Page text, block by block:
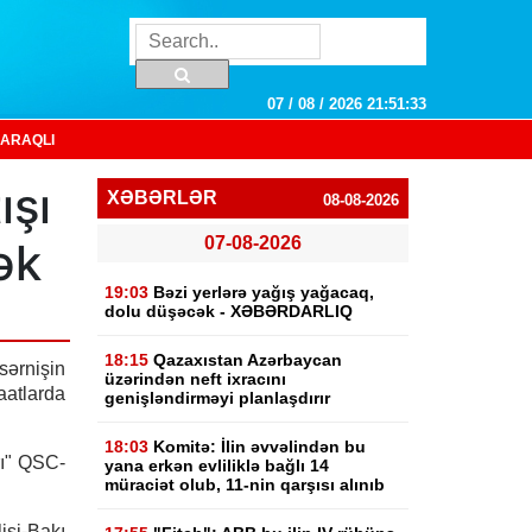
07 / 08 / 2026 21:51:33
QSC-
XƏBƏRLƏR 08-08-2026
07-08-2026
19:03 Bəzi yerlərə yağış yağacaq,
dolu düşəcək - XƏBƏRDARLIQ
18:15 Qazaxıstan Azərbaycan
üzərindən neft ixracını
genişləndirməyi planlaşdırır
18:03 Komitə: İlin əvvəlindən bu
yana erkən evliliklə bağlı 14
müraciət olub, 11-nin qarşısı alınıb